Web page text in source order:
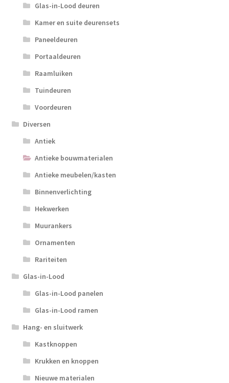
Glas-in-Lood deuren
Kamer en suite deurensets
Paneeldeuren
Portaaldeuren
Raamluiken
Tuindeuren
Voordeuren
Diversen
Antiek
Antieke bouwmaterialen
Antieke meubelen/kasten
Binnenverlichting
Hekwerken
Muurankers
Ornamenten
Rariteiten
Glas-in-Lood
Glas-in-Lood panelen
Glas-in-Lood ramen
Hang- en sluitwerk
Kastknoppen
Krukken en knoppen
Nieuwe materialen